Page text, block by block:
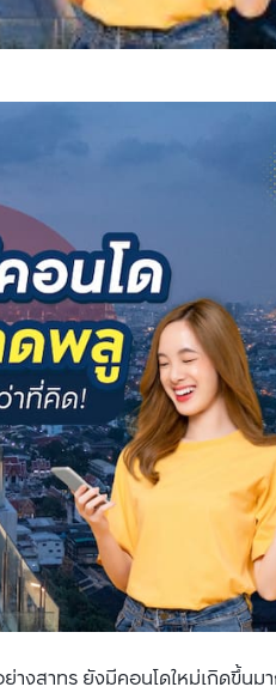
งสาทร ยังมีคอนโดใหม่เกิดขึ้นม